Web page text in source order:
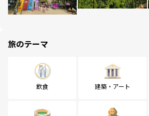
旅のテーマ
飲食 建築・アート